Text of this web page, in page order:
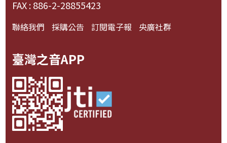
FAX : 886-2-28855423
聯絡我們 採購公告 訂閱電子報 央廣社群
臺灣之音APP